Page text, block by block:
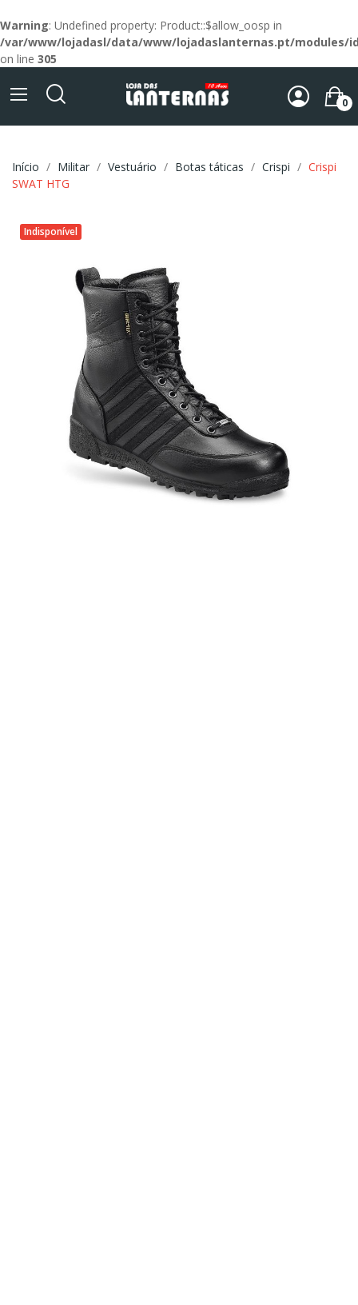
Warning: Undefined property: Product::$allow_oosp in
/var/www/lojadasl/data/www/lojadaslanternas.pt/modules/
on line 305
0
Início Militar Vestuário Botas táticas Crispi
Crispi
SWAT HTG
Indisponível